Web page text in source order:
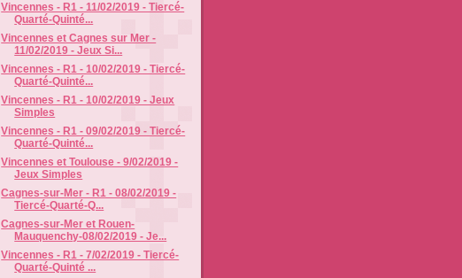
Vincennes - R1 - 11/02/2019 - Tiercé-
Quarté-Quinté...
Vincennes et Cagnes sur Mer -
11/02/2019 - Jeux Si...
Vincennes - R1 - 10/02/2019 - Tiercé-
Quarté-Quinté...
Vincennes - R1 - 10/02/2019 - Jeux
Simples
Vincennes - R1 - 09/02/2019 - Tiercé-
Quarté-Quinté...
Vincennes et Toulouse - 9/02/2019 -
Jeux Simples
Cagnes-sur-Mer - R1 - 08/02/2019 -
Tiercé-Quarté-Q...
Cagnes-sur-Mer et Rouen-
Mauquenchy-08/02/2019 - Je...
Vincennes - R1 - 7/02/2019 - Tiercé-
Quarté-Quinté ...